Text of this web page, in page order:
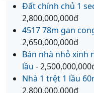
Đất chính chủ 1
2,800,000,000đ
4517 78m gan
2,650,000,000đ
Bán nhà nhỏ xinh
lầu -
Nhà 1 trệt 1 lầu
2,800,000,000đ